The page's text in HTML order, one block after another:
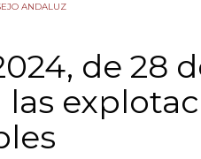
ANDALUZ
de 28